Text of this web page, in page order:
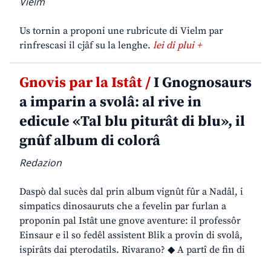
Us tornin a proponi une rubricute di Vielm par
rinfrescasi il cjâf su la lenghe. lei di plui +
Gnovis par la Istât /I Gnognosaurs
a imparin a svolâ: al rive in
edicule «Tal blu piturât di blu», il
gnûf album di colorâ
Redazion
Daspò dal sucès dal prin album vignût fûr a Nadâl, i
simpatics dinosauruts che a fevelin par furlan a
proponin pal Istât une gnove aventure: il professôr
Einsaur e il so fedêl assistent Blik a provin di svolâ,
ispirâts dai pterodatils. Rivarano? ◆ A partî de fin di